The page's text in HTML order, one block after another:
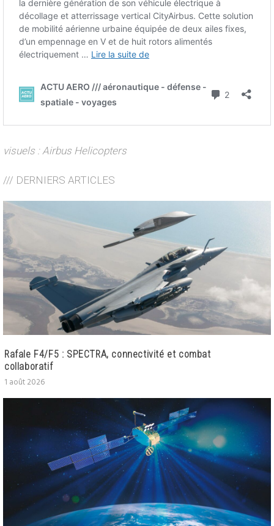
visuels : Airbus Helicopters
/// DERNIERS ARTICLES
Rafale F4/F5 : SPECTRA, connectivité et combat
collaboratif
1 août 2026